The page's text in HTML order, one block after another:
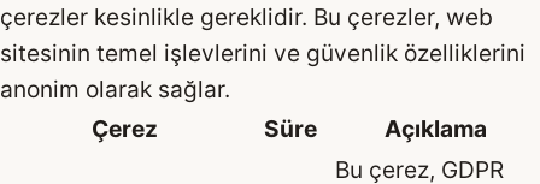
çerezler kesinlikle gereklidir. Bu çerezler, web
sitesinin temel işlevlerini ve güvenlik özelliklerini
anonim olarak sağlar.
Çerez
Süre Açıklama
Bu çerez, GDPR